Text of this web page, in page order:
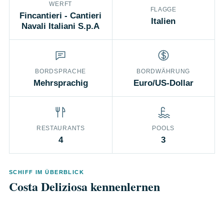
WERFT
Fincantieri - Cantieri
Navali Italiani S.p.A
FLAGGE
Italien
BORDSPRACHE
Mehrsprachig
BORDWÄHRUNG
Euro/US-Dollar
RESTAURANTS
4
POOLS
3
SCHIFF IM ÜBERBLICK
Costa Deliziosa kennenlernen